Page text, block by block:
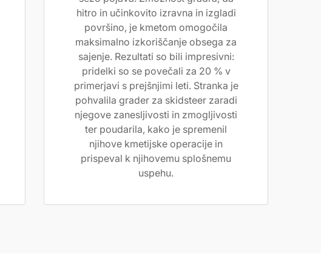
hitro in učinkovito izravna in izgladi
površino, je kmetom omogočila
maksimalno izkoriščanje obsega za
sajenje. Rezultati so bili impresivni:
pridelki so se povečali za 20 % v
primerjavi s prejšnjimi leti. Stranka je
pohvalila grader za skidsteer zaradi
njegove zanesljivosti in zmogljivosti
ter poudarila, kako je spremenil
njihove kmetijske operacije in
prispeval k njihovemu splošnemu
uspehu.